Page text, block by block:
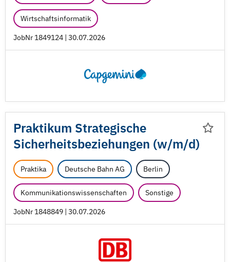
Wirtschaftsinformatik
JobNr 1849124 | 30.07.2026
Praktikum Strategische
Sicherheitsbeziehungen (w/m/d)
Praktika Deutsche Bahn AG Berlin
Kommunikationswissenschaften Sonstige
JobNr 1848849 | 30.07.2026